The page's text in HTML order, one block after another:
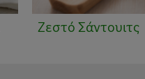
Ζεστό Σάντουιτς